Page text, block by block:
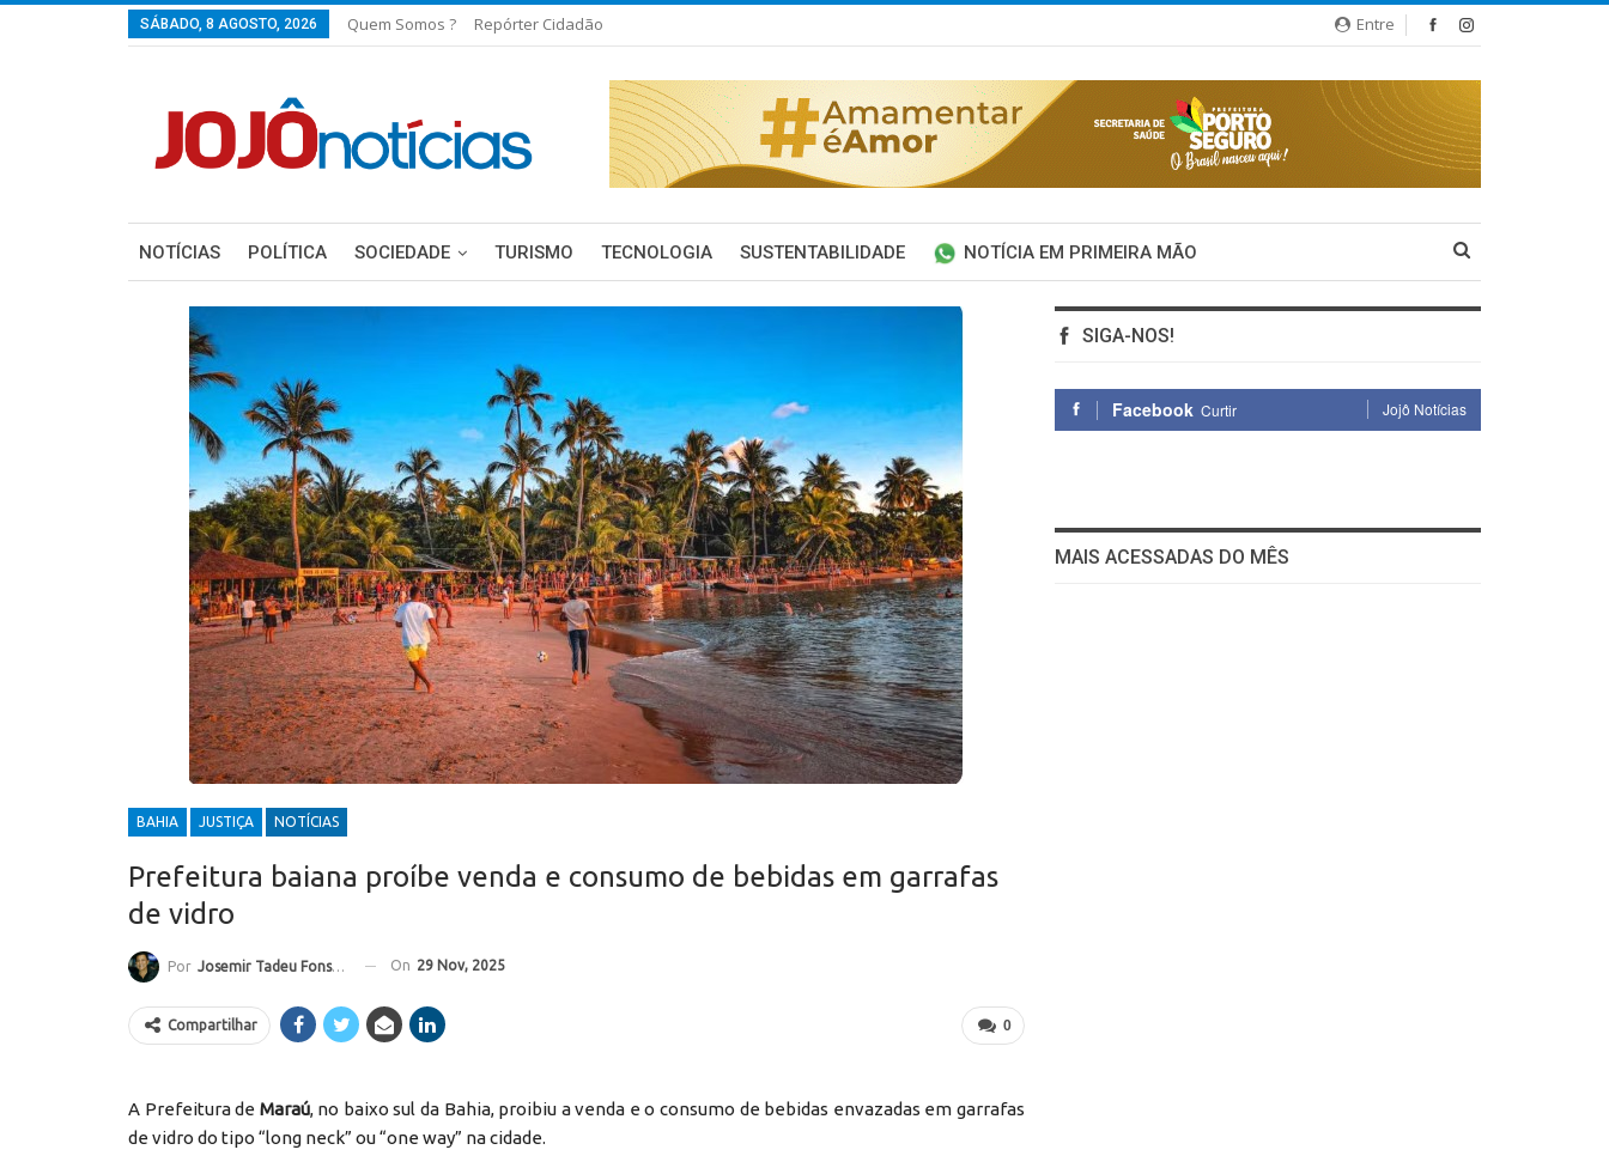
Entre
SÁBADO, 8 AGOSTO, 2026 Quem Somos ? Repórter Cidadão
NOTÍCIAS POLÍTICA SOCIEDADE TURISMO TECNOLOGIA SUSTENTABILIDADE NOTÍCIA EM PRIMEIRA MÃO
BAHIA JUSTIÇA NOTÍCIAS
Prefeitura baiana proíbe venda e consumo de bebidas em garrafas
de vidro
Por Josemir Tadeu Fonseca On 29 Nov, 2025
0
Compartilhar
A Prefeitura de Maraú, no baixo sul da Bahia, proibiu a venda e o consumo de bebidas envazadas em garrafas
de vidro do tipo “long neck” ou “one way” na cidade.
SIGA-NOS!
Facebook Curtir Jojô Notícias
MAIS ACESSADAS DO MÊS